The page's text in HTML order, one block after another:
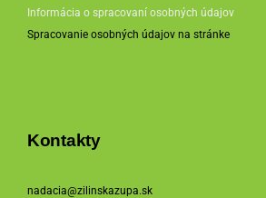
Informácia o spracovaní osobných údajov
Spracovanie osobných údajov na stránke
Kontakty
nadacia@zilinskazupa.sk